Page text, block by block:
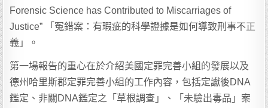
Forensic Science has Contributed to Miscarriages of
Justice” 「冤錯案：有瑕疵的科學證據是如何導致刑事不正
義」。
第一場報告的重心在於介紹美國定罪完善小組的發展以及
德州哈里斯郡定罪完善小組的工作內容，包括定讞後DNA
鑑定、非關DNA鑑定之「草根調查」、「未驗出毒品」案